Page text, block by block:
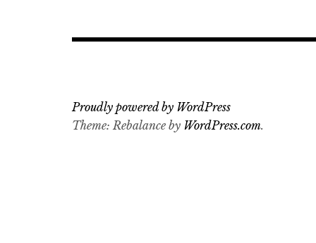
Proudly powered by WordPress
Theme: Rebalance by WordPress.com.